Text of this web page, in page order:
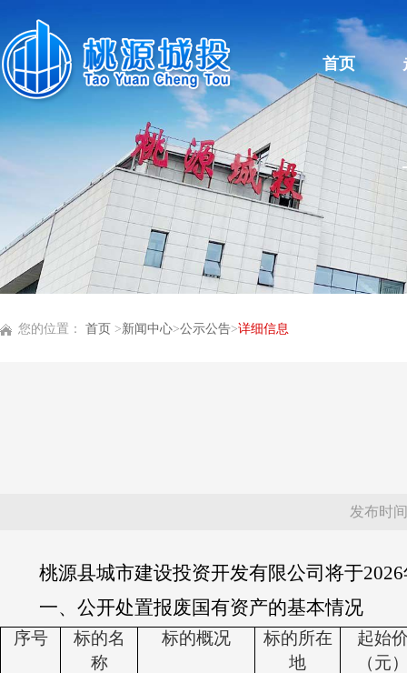
首页
您的位置： 首页 >新闻中心>公示公告>详细信息
发布时
桃源县城市建设投资开发有限公司 将于
一、公开处置报废国有资产的基本情况
序号
标的名
称
标的概况
标的所在
地
起始
（元